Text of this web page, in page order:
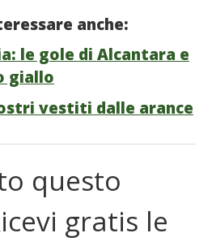
anche:
le gole di Alcantara e
giallo
vestiti dalle arance
questo
gratis le